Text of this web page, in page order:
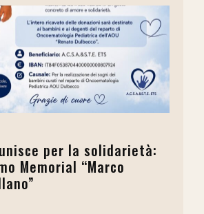
per la solidarietà:
Memorial “Marco